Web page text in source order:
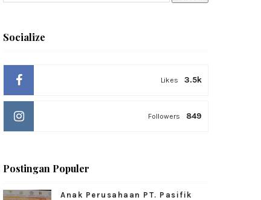
Socialize
3.5k
Likes
849
Followers
Postingan Populer
Anak Perusahaan PT. Pasifik